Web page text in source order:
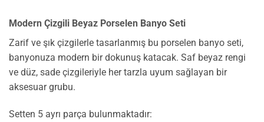
Modern Çizgili Beyaz Porselen Banyo Seti
Zarif ve şık çizgilerle tasarlanmış bu porselen banyo seti,
banyonuza modern bir dokunuş katacak. Saf beyaz rengi
ve düz, sade çizgileriyle her tarzla uyum sağlayan bir
aksesuar grubu.
Setten 5 ayrı parça bulunmaktadır: